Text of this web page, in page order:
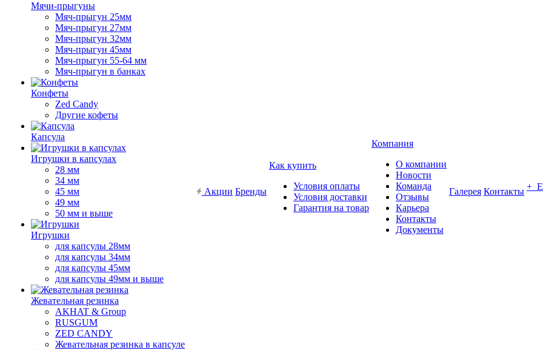
Мячи-прыгуны
Мяч-прыгун 25мм
Мяч-прыгун 27мм
Мяч-прыгун 32мм
Мяч-прыгун 45мм
Мяч-прыгун 55-64 мм
Мяч-прыгун в банках
Конфеты
Zed Candy
Другие кофеты
Капсула
Игрушки в капсулах
28 мм
34 мм
45 мм
49 мм
50 мм и выше
Игрушки
для капсулы 28мм
для капсулы 34мм
для капсулы 45мм
для капсулы 49мм и выше
Жевательная резинка
AKHAT & Group
RUSGUM
ZED CANDY
Жевательная резинка в капсуле
Акции Бренды
Как купить
Условия оплаты
Условия доставки
Гарантия на товар
Компания
О компании
Новости
Команда
Отзывы
Карьера
Контакты
Документы
Галерея Контакты +